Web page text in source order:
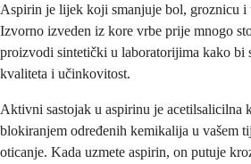
Aspirin je lijek koji smanjuje bol, groznicu i
Izvorno izveden iz kore vrbe prije mnogo
proizvodi sintetički u laboratorijima kako bi
kvaliteta i učinkovitost.
Aktivni sastojak u aspirinu je acetilsalicilna
blokiranjem određenih kemikalija u vašem
oticanje. Kada uzmete aspirin, on putuje